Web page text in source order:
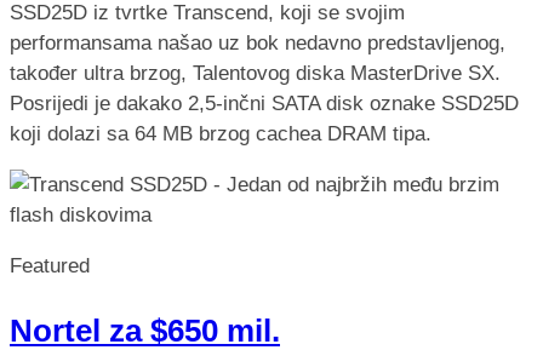
SSD25D iz tvrtke Transcend, koji se svojim
performansama našao uz bok nedavno predstavljenog,
također ultra brzog, Talentovog diska MasterDrive SX.
Posrijedi je dakako 2,5-inčni SATA disk oznake SSD25D
koji dolazi sa 64 MB brzog cachea DRAM tipa.
Featured
Nortel za $650 mil.